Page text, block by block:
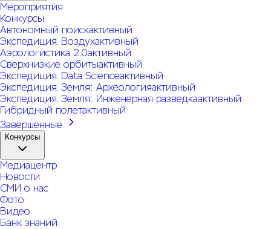
Мероприятия
Конкурсы
Автономный поискактивный
Экспедиция. Воздухактивный
Аэрологистика 2.0активный
Сверхнизкие орбитыактивный
Экспедиция. Data Scienceактивный
Экспедиция. Земля: Археологияактивный
Экспедиция. Земля: Инженерная разведкаактивный
Гибридный полетактивный
Завершённые
Конкурсы
Медиацентр
Новости
СМИ о нас
Фото
Видео
Банк знаний